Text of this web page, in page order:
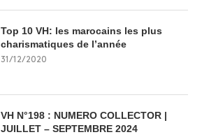
Top 10 VH: les marocains les plus
charismatiques de l’année
31/12/2020
VH N°198 : NUMERO COLLECTOR |
JUILLET – SEPTEMBRE 2024